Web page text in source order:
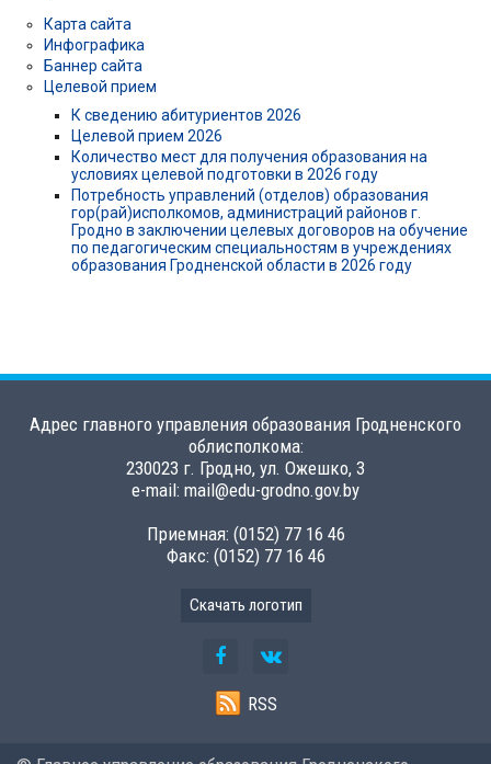
Карта сайта
Инфографика
Баннер сайта
Целевой прием
К сведению абитуриентов 2026
Целевой прием 2026
Количество мест для получения образования на
условиях целевой подготовки в 2026 году
Потребность управлений (отделов) образования
гор(рай)исполкомов, администраций районов г.
Гродно в заключении целевых договоров на обучение
по педагогическим специальностям в учреждениях
образования Гродненской области в 2026 году
Адрес главного управления образования Гродненского
облисполкома:
230023 г. Гродно, ул. Ожешко, 3
e-mail: mail@edu-grodno.gov.by
Приемная: (0152) 77 16 46
Факс: (0152) 77 16 46
Скачать логотип
RSS